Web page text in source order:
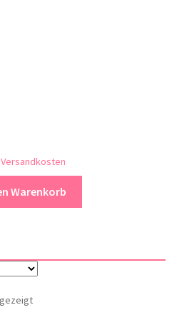
Versandkosten
Warenkorb
Nach